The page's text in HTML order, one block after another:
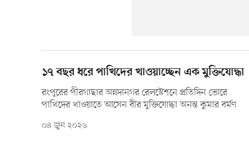
১৭ বছর ধরে পাখিদের খাওয়াচ্ছেন এক মুক্তিযোদ্ধা
রংপুরের পীরগাছার অন্নদানগর রেলস্টেশনে প্রতিদিন ভোরে
পাখিদের খাওয়াতে আসেন বীর মুক্তিযোদ্ধা অনন্ত কুমার বর্মণ
০৪ জুন ২০২৬